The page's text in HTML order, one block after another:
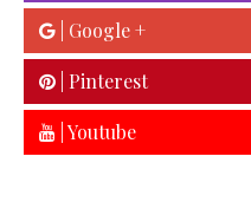
| Google +
| Pinterest
| Youtube